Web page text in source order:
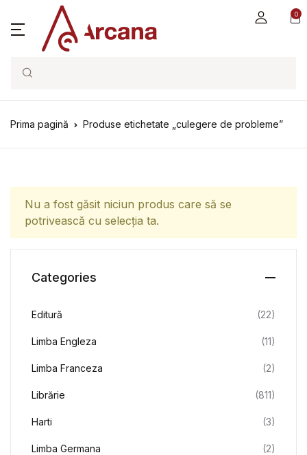
0
Search
Prima pagină Produse etichetate „culegere de probleme”
Nu a fost găsit niciun produs care să se
potrivească cu selecția ta.
Categories
Editură (22)
Limba Engleza (11)
Limba Franceza (2)
Librărie (811)
Harti (3)
Limba Germana (2)